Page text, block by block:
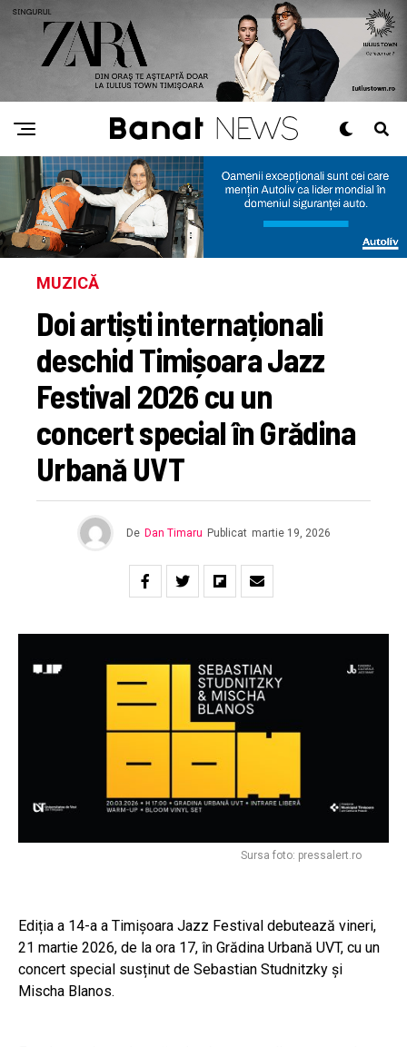
MUZICĂ
Doi artiști internaționali
deschid Timișoara Jazz
Festival 2026 cu un
concert special în Grădina
Urbană UVT
De Dan Timaru Publicat martie 19, 2026
Sursa foto: pressalert.ro
Ediția a 14-a a Timișoara Jazz Festival debutează vineri,
21 martie 2026, de la ora 17, în Grădina Urbană UVT, cu un
concert special susținut de Sebastian Studnitzky și
Mischa Blanos.